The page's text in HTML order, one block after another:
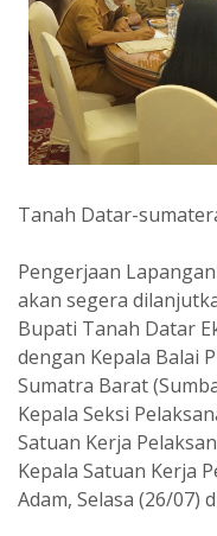
Tanah Datar-
Pengerjaan
akan segera
Bupati Tanah Datar
dengan Kepala Balai
Sumatra Barat
Kepala Seksi
Satuan Kerja
Kepala Satuan Kerja
Adam, Selasa (26/